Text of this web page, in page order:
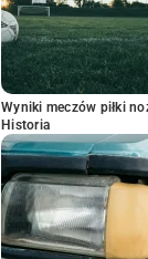
Wyniki meczów piłki
Historia